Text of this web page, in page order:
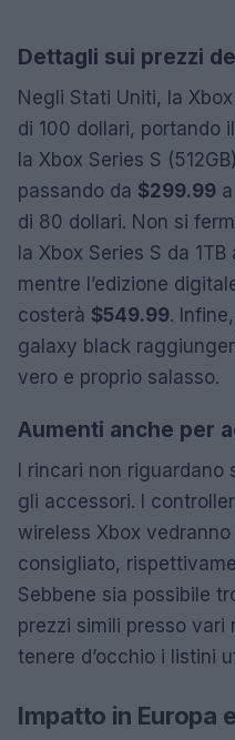
Dettagli sui prezzi
Negli Stati Uniti, la
di 100 dollari, portando
la Xbox Series S
passando da $299.99 a
di 80 dollari. Non si
la Xbox Series S da
mentre l’edizione
costerà $549.99.
galaxy black
vero e proprio salasso.
Aumenti anche per
I rincari non riguardano
gli accessori. I
wireless Xbox
consigliato,
Sebbene sia possibile
prezzi simili presso
tenere d’occhio i listini
Impatto in Europa